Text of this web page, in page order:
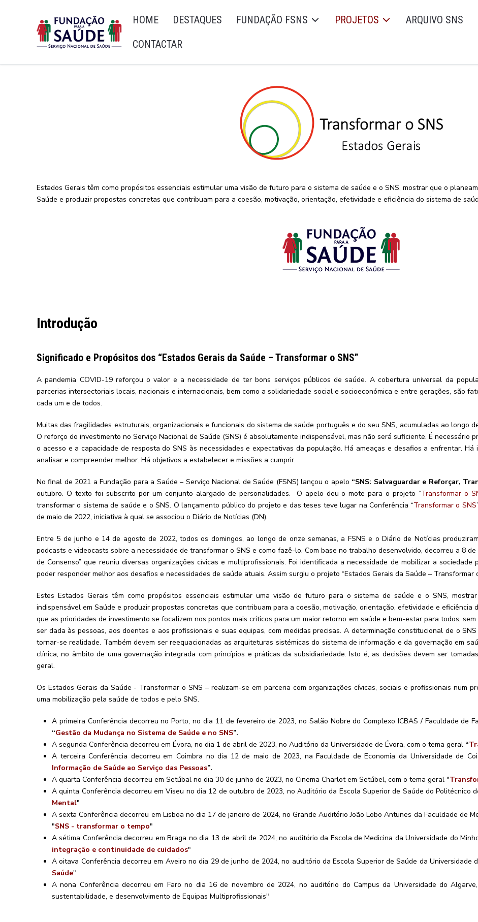
HOME DESTAQUES FUNDAÇÃO FSNS PROJETOS ARQUIVO SNS
CONTACTAR
Estados Gerais têm como propósitos essenciais estimular uma visão de futuro para o sistema de saúde e o SNS, mostrar que o
Saúde e produzir propostas concretas que contribuam para a coesão, motivação, orientação, efetividade e eficiência do sistema de
Introdução
Significado e Propósitos dos “Estados Gerais da Saúde – Transformar o SNS”
A pandemia COVID-19 reforçou o valor e a necessidade de ter bons serviços públicos de saúde. A cobertura universal da
parcerias intersectoriais locais, nacionais e internacionais, bem como a solidariedade social e socioeconómica e entre gerações, são
cada um e de todos.
Muitas das fragilidades estruturais, organizacionais e funcionais do sistema de saúde português e do seu SNS, acumuladas ao longo
O reforço do investimento no Serviço Nacional de Saúde (SNS) é absolutamente indispensável, mas não será suficiente. É necessário
o acesso e a capacidade de resposta do SNS às necessidades e expectativas da população. Há ameaças e desafios a enfrentar.
analisar e compreender melhor. Há objetivos a estabelecer e missões a cumprir.
No final de 2021 a Fundação para a Saúde – Serviço Nacional de Saúde (FSNS) lançou o apelo “SNS: Salvaguardar e Reforçar,
outubro. O texto foi subscrito por um conjunto alargado de personalidades. O apelo deu o mote para o projeto “Transformar o
transformar o sistema de saúde e o SNS. O lançamento público do projeto e das teses teve lugar na Conferência “Transformar o SNS
de maio de 2022, iniciativa à qual se associou o Diário de Notícias (DN).
Entre 5 de junho e 14 de agosto de 2022, todos os domingos, ao longo de onze semanas, a FSNS e o Diário de Notícias
podcasts e videocasts sobre a necessidade de transformar o SNS e como fazê-lo. Com base no trabalho desenvolvido, decorreu a 8 de
de Consenso” que reuniu diversas organizações cívicas e multiprofissionais. Foi identificada a necessidade de mobilizar a
poder responder melhor aos desafios e necessidades de saúde atuais. Assim surgiu o projeto “Estados Gerais da Saúde – Transformar
Estes Estados Gerais têm como propósitos essenciais estimular uma visão de futuro para o sistema de saúde e o SNS,
indispensável em Saúde e produzir propostas concretas que contribuam para a coesão, motivação, orientação, efetividade e eficiência
que as prioridades de investimento se focalizem nos pontos mais críticos para um maior retorno em saúde e bem-estar para todos,
ser dada às pessoas, aos doentes e aos profissionais e suas equipas, com medidas precisas. A determinação constitucional de o
tornar-se realidade. Também devem ser reequacionadas as arquiteturas sistémicas do sistema de informação e da governação em
clínica, no âmbito de uma governação integrada com princípios e práticas da subsidiariedade. Isto é, as decisões devem ser
geral.
Os Estados Gerais da Saúde - Transformar o SNS – realizam-se em parceria com organizações cívicas, sociais e profissionais num
uma mobilização pela saúde de todos e pelo SNS.
A primeira Conferência decorreu no Porto, no dia 11 de fevereiro de 2023, no Salão Nobre do Complexo ICBAS / Faculdade de
“Gestão da Mudança no Sistema de Saúde e no SNS”.
A segunda Conferência decorreu em Évora, no dia 1 de abril de 2023, no Auditório da Universidade de Évora, com o tema geral “
A terceira Conferência decorreu em Coimbra no dia 12 de maio de 2023, na Faculdade de Economia da Universidade de
Informação de Saúde ao Serviço das Pessoas”.
A quarta Conferência decorreu em Setúbal no dia 30 de junho de 2023, no Cinema Charlot em Setúbel, com o tema geral "
A quinta Conferência decorreu em Viseu no dia 12 de outubro de 2023, no Auditório da Escola Superior de Saúde do Politécnico
Mental"
A sexta Conferência decorreu em Lisboa no dia 17 de janeiro de 2024, no Grande Auditório João Lobo Antunes da Faculdade de
"SNS - transformar o tempo"
A sétima Conferência decorreu em Braga no dia 13 de abril de 2024, no auditório da Escola de Medicina da Universidade do
integração e continuidade de cuidados"
A oitava Conferência decorreu em Aveiro no dia 29 de junho de 2024, no auditório da Escola Superior de Saúde da Universidade
Saúde"
A nona Conferência decorreu em Faro no dia 16 de novembro de 2024, no auditório do Campus da Universidade do
sustentabilidade, e desenvolvimento de Equipas Multiprofissionais"